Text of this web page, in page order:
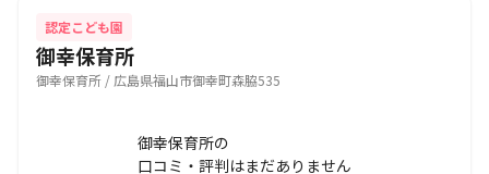
認定こども園
御幸保育所
御幸保育所 / 広島県福山市御幸町森脇535
御幸保育所の
口コミ・評判はまだありません